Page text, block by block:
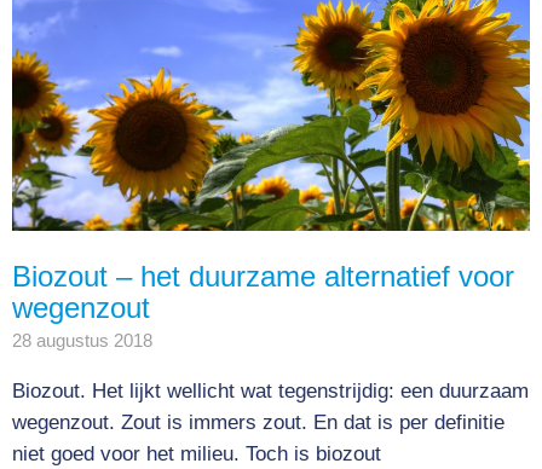
Biozout – het duurzame alternatief voor
wegenzout
28 augustus 2018
Biozout. Het lijkt wellicht wat tegenstrijdig: een duurzaam
wegenzout. Zout is immers zout. En dat is per definitie
niet goed voor het milieu. Toch is biozout